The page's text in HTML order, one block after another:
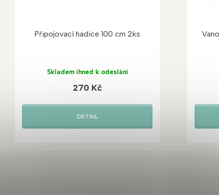
Připojovací hadice 100 cm 2ks
Skladem ihned k odeslání
270 Kč
DETAIL